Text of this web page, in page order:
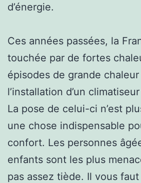
d’énergie.
Ces années passées, la
touchée par de fortes
épisodes de grande
l’installation d’un
La pose de celui-ci n’est
une chose indispensable
confort. Les personnes
enfants sont les plus
pas assez tiède. Il vous